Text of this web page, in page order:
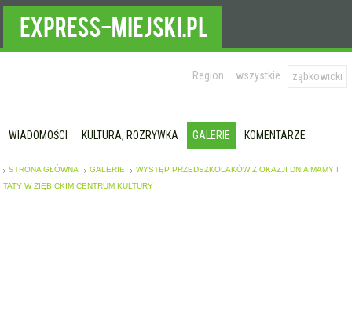
Region: wszystkie ząbkowicki
WIADOMOŚCI KULTURA, ROZRYWKA GALERIE KOMENTARZE
STRONA GŁÓWNA GALERIE
WYSTĘP PRZEDSZKOLAKÓW Z OKAZJI DNIA MAMY I
TATY W ZIĘBICKIM CENTRUM KULTURY